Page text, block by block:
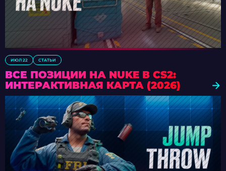
ИЮЛ 22 СТАТЬИ
ВСЕ ПОЗИЦИИ НА NUKE В CS2:
ИНТЕРАКТИВНАЯ КАРТА (2026)